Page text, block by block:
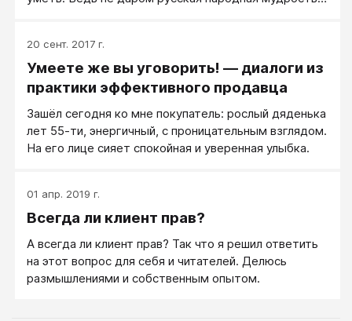
терминалить (даже просто прямо не просить о
покупке). Поговорили и всё, «до свидания».
Продавец может подумать, мол, зачем просить
раз речь идёт о той или иной сделке, то «надо»
покупать.
20 сент. 2017 г.
Умеете же вы уговорить! — диалоги из
практики эффективного продавца
Зашёл сегодня ко мне покупатель: рослый дяденька
лет 55-ти, энергичный, с проницательным взглядом.
На его лице сияет спокойная и уверенная улыбка.
01 апр. 2019 г.
Всегда ли клиент прав?
А всегда ли клиент прав? Так что я решил ответить
на этот вопрос для себя и читателей. Делюсь
размышлениями и собственным опытом.